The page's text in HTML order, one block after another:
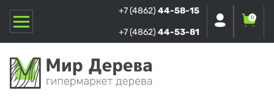
+7 (4862) 44-58-15
+7 (4862) 44-53-81
0